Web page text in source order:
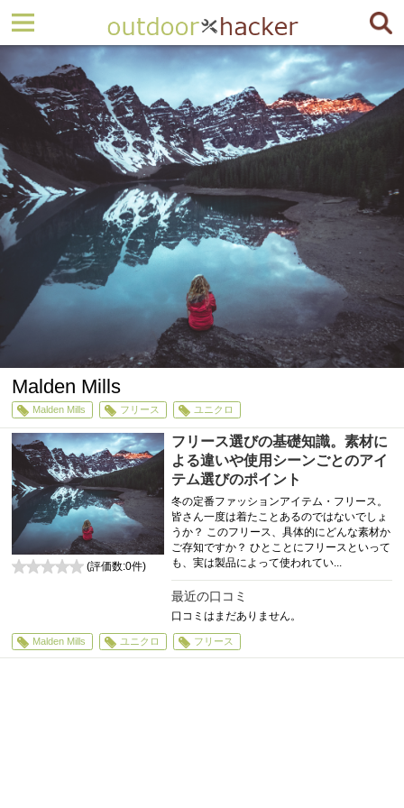
Malden Mills
Malden Mills フリース ユニクロ
フリース選びの基礎知識。素材に
よる違いや使用シーンごとのアイ
テム選びのポイント
冬の定番ファッションアイテム・フリース。
皆さん一度は着たことあるのではないでしょ
うか？ このフリース、具体的にどんな素材か
ご存知ですか？ ひとことにフリースといって
も、実は製品によって使われてい...
最近の口コミ
口コミはまだありません。
(評価数:0件)
Malden Mills ユニクロ フリース